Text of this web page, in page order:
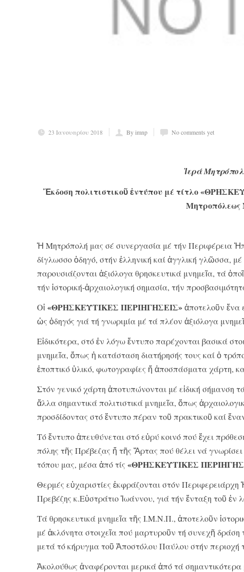
23 Ιανουαρίου 2018 By imnp No comments yet
Ἱερά
Ἔκδοση πολιτιστικοῦ ἐντύπου μέ τίτλο
Μητροπόλεως
Ἡ Μητρόπολή μας σέ συνεργασία μέ τήν Περιφέρεια
δίγλωσσο ὁδηγό, στήν ἑλληνική καί ἀγγλική γλῶσσα, μέ
παρουσιάζονται ἀξιόλογα θρησκευτικά μνημεῖα, τά
τήν ἱστορική-ἀρχαιολογική σημασία, τήν
Οἱ «ΘΡΗΣΚΕΥΤΙΚΕΣ ΠΕΡΙΗΓΗΣΕΙΣ»ἀποτελοῦν ἕνα
ὡς ὁδηγός γιά τή γνωριμία μέ τά πλέον ἀξιόλογα
Εἰδικότερα, στό ἐν λόγω ἔντυπο παρέχονται βασικά
μνημεῖα, ὅπως ἡ κατάσταση διατήρησής τους καί ὁ
ἐποπτικό ὑλικό, φωτογραφίες ἤ ἀποσπάσματα χάρτη,
Στόν γενικό χάρτη ἀποτυπώνονται μέ εἰδική σήμανση
ἄλλα σημαντικά πολιτιστικά μνημεῖα, ὅπως
προσδίδοντας στό ἔντυπο πέραν τοῦ πρακτικοῦ καί
Τό ἔντυπο ἀπευθύνεται στό εὐρύ κοινό πού ἔχει
πόλης τῆς Πρέβεζας ἤ τῆς Ἄρτας πού θέλει νά
τόπου μας, μέσα ἀπό τίς «ΘΡΗΣΚΕΥΤΙΚΕΣ
Θερμές εὐχαριστίες ἐκφράζονται στόν
Πρεβέζης κ.Εὐστράτιο Ἰωάννου, γιά τήν ἔνταξη τοῦ
Τά θρησκευτικά μνημεῖα τῆς Ι.Μ.Ν.Π., ἀποτελοῦν
μέ ἀκλόνητα στοιχεῖα πού μαρτυροῦν τή συνεχῆ δράση
μετά τό κήρυγμα τοῦ Ἀποστόλου Παύλου στήν περιοχή
Ἀκολούθως ἀναφέρονται μερικά ἀπό τά